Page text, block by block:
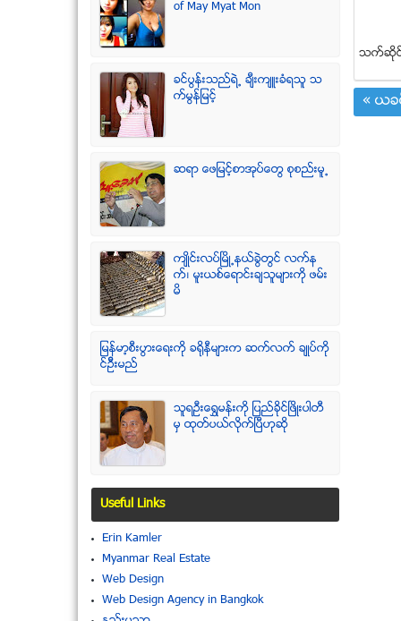
သက္ဆုိင္ေ
« ယ
of May Myat Mon
ခင္ပြန္းသည္ရဲ႕ ခ်ီးက်ဴးခံရသူ သ
က္မြန္ျမင့္
ဆရာ ေဖျမင့္စာအုပ္ေတြ စုစည္းမူ႕
က်ဳိင္းလပ္ၿမိဳ႕နယ္ခြဲတြင္ လက္န
က္၊ မူးယစ္ေရာင္းခ်သူမ်ားကို ဖမ္း
မိ
ျမန္မာ့စီးပြားေရးကို ခရိုနီမ်ားက ဆက္လက္ ခ်ဳပ္ကို
င္ဥိီးမည္
သူရဦးေရႊမန္းကို ျပည္ခိုင္ျဖိဳးပါတီ
မွ ထုတ္ပယ္လိုက္ျပီဟုဆို
Useful Links
Erin Kamler
Myanmar Real Estate
Web Design
Web Design Agency in Bangkok